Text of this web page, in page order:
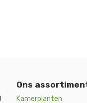
Ons
Kamerplanten